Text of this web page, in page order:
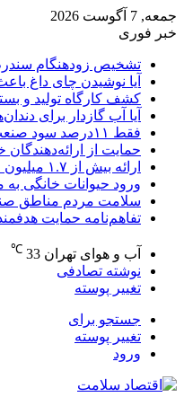
جمعه, 7 آگوست 2026
خبر فوری
تشخیص زودهنگام
آیا نوشیدن چای داغ
کشف کارگاه تولید و
آیا آب گازدار برای
فقط ۱۱‌درصد سود صنعت دارو تبدیل به نقدینگی شده است
حمایت از
ارائه بیش از ۱.۷ میلیون خدمت به زائران اربعین/ استقرار پزشک خانواده در ۶۴ شهرستان
ورود حیوانات خانگی
سلامت مردم مناطق
تفاهم‌نامه حمایت
آب و هوای تهران 33
℃
نوشته تصادفی
تغییر پوسته
جستجو برای
تغییر پوسته
ورود